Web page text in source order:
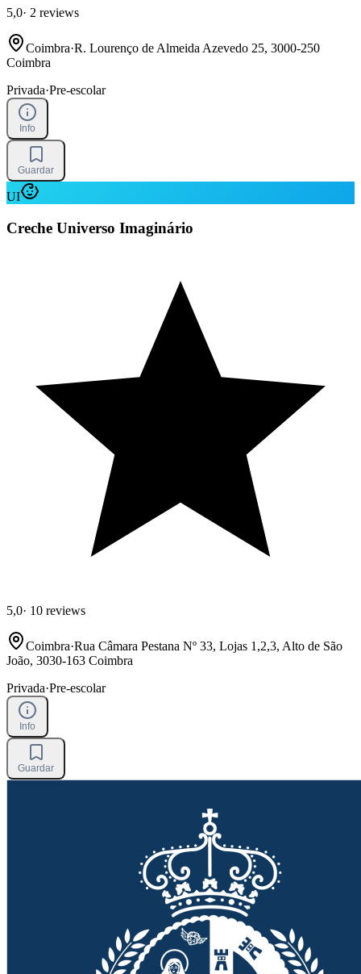
5,0· 2 reviews
Coimbra·R. Lourenço de Almeida Azevedo 25, 3000-250
Coimbra
Privada·Pre-escolar
Info
Guardar
UI
Creche Universo Imaginário
5,0· 10 reviews
Coimbra·Rua Câmara Pestana Nº 33, Lojas 1,2,3, Alto de São
João, 3030-163 Coimbra
Privada·Pre-escolar
Info
Guardar